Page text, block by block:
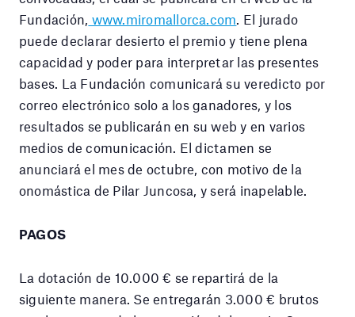
Fundación, www.miromallorca.com . El jurado
puede declarar desierto el premio y tiene plena
capacidad y poder para interpretar las presentes
bases. La Fundación comunicará su veredicto por
correo electrónico solo a los ganadores, y los
resultados se publicarán en su web y en varios
medios de comunicación. El dictamen se
anunciará el mes de octubre, con motivo de la
onomástica de Pilar Juncosa, y será inapelable.
PAGOS
La dotación de 10.000 € se repartirá de la
siguiente manera. Se entregarán 3.000 € brutos